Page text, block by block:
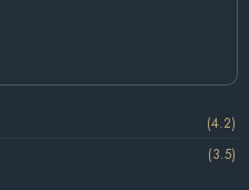
(4.2)
(3.5)